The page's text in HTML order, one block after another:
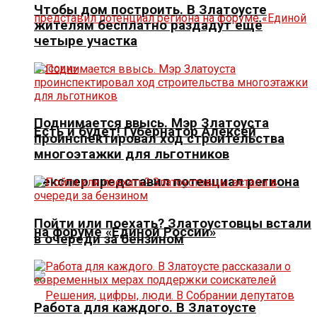
Есть и будет! Губернатор Алексей
Текслер представил потенциал региона
на форуме «Единой России»
Чтобы дом построить. В Златоусте
жителям бесплатно раздадут ещё
четыре участка
Поднимается ввысь. Мэр Златоуста
проинспектировал ход строительства
многоэтажки для льготников
Пойти или поехать? Златоустовцы встали
в очереди за бензином
Работа для каждого. В Златоусте